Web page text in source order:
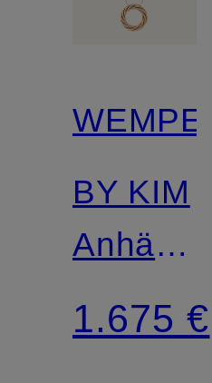
WEMPE
BY KIM
Anhänger
HELIORO
XS
1.675 €